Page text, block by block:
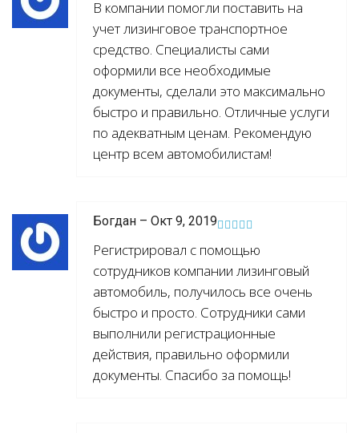
В компании помогли поставить на
учет лизинговое транспортное
средство. Специалисты сами
оформили все необходимые
документы, сделали это максимально
быстро и правильно. Отличные услуги
по адекватным ценам. Рекомендую
центр всем автомобилистам!
Богдан – Окт 9, 2019
Регистрировал с помощью
сотрудников компании лизинговый
автомобиль, получилось все очень
быстро и просто. Сотрудники сами
выполнили регистрационные
действия, правильно оформили
документы. Спасибо за помощь!